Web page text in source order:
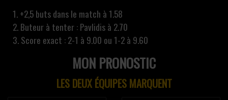
1. +2,5 buts dans le match à 1.58
2. Buteur à tenter : Pavlidis à 2.70
3. Score exact : 2-1 à 9.00 ou 1-2 à 9.60
MON PRONOSTIC
LES DEUX ÉQUIPES MARQUENT